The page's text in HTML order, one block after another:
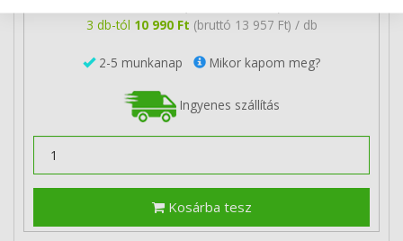
3 db-tól 10 990 Ft (bruttó 13 957 Ft) / db
2-5 munkanap Mikor kapom meg?
Ingyenes szállítás
Kosárba tesz